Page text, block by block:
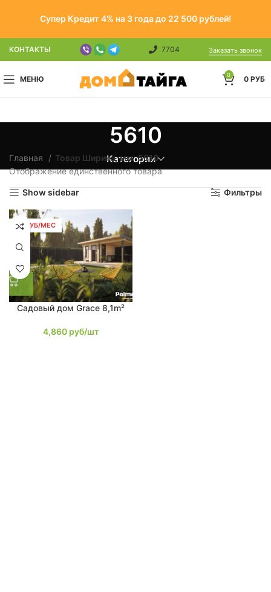
Супер Кредит 4% на 3 года до 22 500 рублей!
КОНТАКТЫ 7704 Заказать звонок
МЕНЮ 0 0 РУБ
5610
Категории
Главная Товар Ширина, мм 5610
Отображение единственного товара
Show sidebar Фильтры
92 РУБ/МЕС
Садовый дом Grace 8,1m²
4,860 руб/шт